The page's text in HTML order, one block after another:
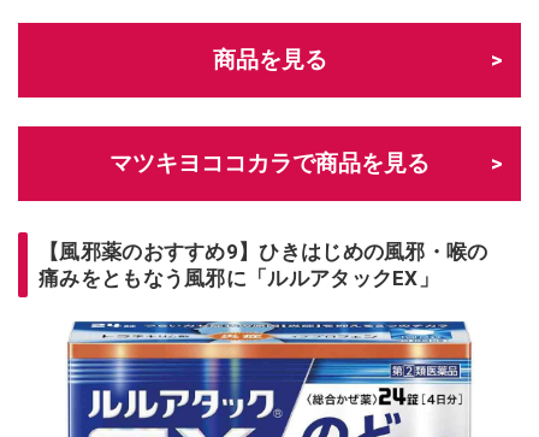
商品を見る
マツキヨココカラで商品を見る
【風邪薬のおすすめ9】ひきはじめの風邪・喉の
痛みをともなう風邪に「ルルアタックEX」